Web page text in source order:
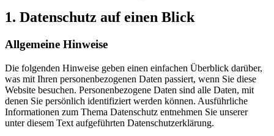
1. Datenschutz auf einen Blick
Allgemeine Hinweise
Die folgenden Hinweise geben einen einfachen Überblick darüber,
was mit Ihren personenbezogenen Daten passiert, wenn Sie diese
Website besuchen. Personenbezogene Daten sind alle Daten, mit
denen Sie persönlich identifiziert werden können. Ausführliche
Informationen zum Thema Datenschutz entnehmen Sie unserer
unter diesem Text aufgeführten Datenschutzerklärung.